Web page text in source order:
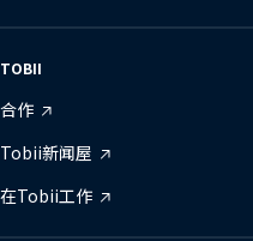
TOBII
合作
Tobii新闻屋
在Tobii工作